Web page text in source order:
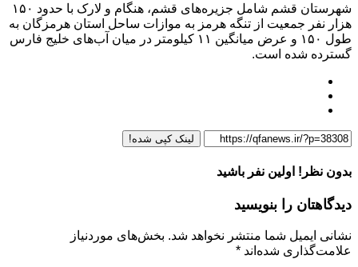
شهرستان قشم شامل جزیره‌های قشم، هنگام و لارک با حدود ۱۵۰
هزار نفر جمعیت از تنگه هرمز به موازات ساحل استان هرمزگان به
طول ۱۵۰ و عرض میانگین ۱۱ کیلومتر در میان آب‌های خلیج فارس
گسترده شده است.
لینک کپی شده!
بدون نظر! اولین نفر باشید
دیدگاهتان را بنویسید
نشانی ایمیل شما منتشر نخواهد شد. بخش‌های موردنیاز
علامت‌گذاری شده‌اند *